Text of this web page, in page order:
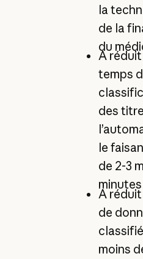
la
de la
du
A
temps
des
le
de 2-3
minutes
A
de
moins